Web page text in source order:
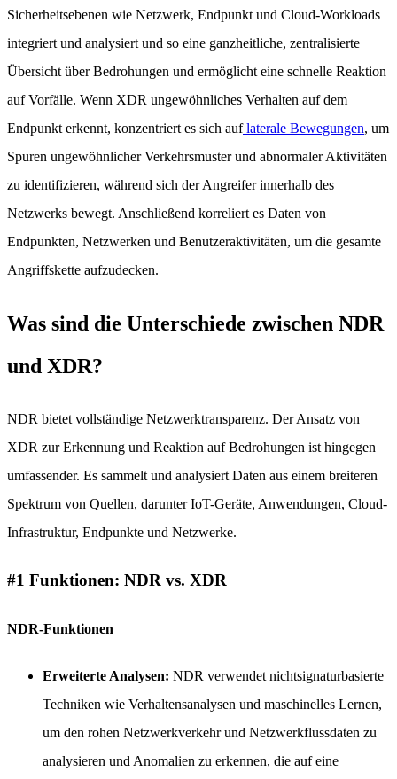
Sicherheitsebenen wie Netzwerk, Endpunkt und Cloud-Workloads
integriert und analysiert und so eine ganzheitliche, zentralisierte
Übersicht über Bedrohungen und ermöglicht eine schnelle Reaktion
auf Vorfälle. Wenn XDR ungewöhnliches Verhalten auf dem
Endpunkt erkennt, konzentriert es sich auflaterale Bewegungen, um
Spuren ungewöhnlicher Verkehrsmuster und abnormaler Aktivitäten
zu identifizieren, während sich der Angreifer innerhalb des
Netzwerks bewegt. Anschließend korreliert es Daten von
Endpunkten, Netzwerken und Benutzeraktivitäten, um die gesamte
Angriffskette aufzudecken.
Was sind die Unterschiede zwischen NDR
und XDR?
NDR bietet vollständige Netzwerktransparenz. Der Ansatz von
XDR zur Erkennung und Reaktion auf Bedrohungen ist hingegen
umfassender. Es sammelt und analysiert Daten aus einem breiteren
Spektrum von Quellen, darunter IoT-Geräte, Anwendungen, Cloud-
Infrastruktur, Endpunkte und Netzwerke.
#1 Funktionen: NDR vs. XDR
NDR-Funktionen
Erweiterte Analysen: NDR verwendet nichtsignaturbasierte
Techniken wie Verhaltensanalysen und maschinelles Lernen,
um den rohen Netzwerkverkehr und Netzwerkflussdaten zu
analysieren und Anomalien zu erkennen, die auf eine